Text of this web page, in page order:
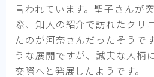
言われています。聖子さんが
際、知人の紹介で訪れたクリ
たのが河奈さんだったそうで
うな展開ですが、誠実な人柄
交際へと発展したようです。